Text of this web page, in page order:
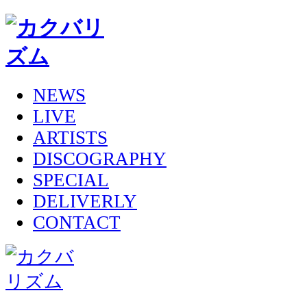
NEWS
LIVE
ARTISTS
DISCOGRAPHY
SPECIAL
DELIVERLY
CONTACT